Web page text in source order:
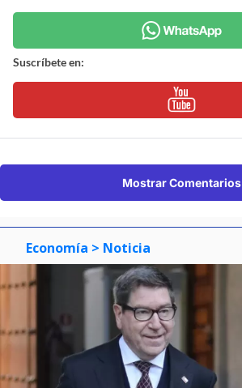
Suscríbete en:
Mostrar Comentarios
Economía > Noticia